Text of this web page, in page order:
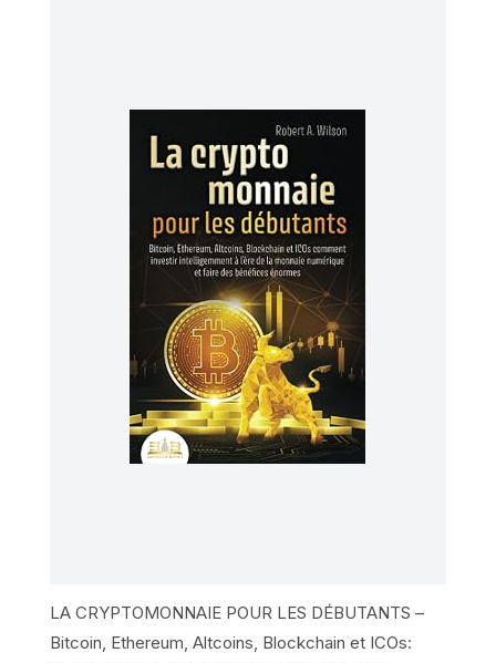
LA CRYPTOMONNAIE POUR LES DÉBUTANTS –
Bitcoin, Ethereum, Altcoins, Blockchain et ICOs: